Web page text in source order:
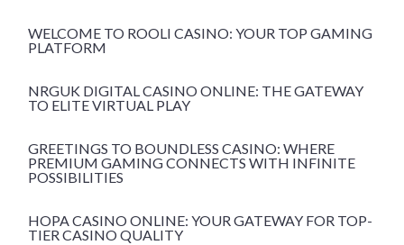
WELCOME TO ROOLI CASINO: YOUR TOP GAMING
PLATFORM
NRGUK DIGITAL CASINO ONLINE: THE GATEWAY
TO ELITE VIRTUAL PLAY
GREETINGS TO BOUNDLESS CASINO: WHERE
PREMIUM GAMING CONNECTS WITH INFINITE
POSSIBILITIES
HOPA CASINO ONLINE: YOUR GATEWAY FOR TOP-
TIER CASINO QUALITY